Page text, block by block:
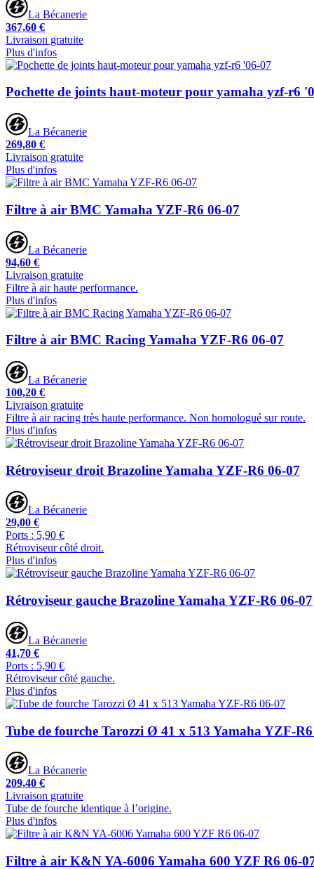
La Bécanerie
367,60 €
Livraison gratuite
Plus d'infos
Pochette de joints haut-moteur pour yamaha yzf-r6
La Bécanerie
269,80 €
Livraison gratuite
Plus d'infos
Filtre à air BMC Yamaha YZF-R6 06-07
La Bécanerie
94,60 €
Livraison gratuite
Filtre à air haute performance.
Plus d'infos
Filtre à air BMC Racing Yamaha YZF-R6 06-07
La Bécanerie
100,20 €
Livraison gratuite
Filtre à air racing très haute performance. Non homologué sur route.
Plus d'infos
Rétroviseur droit Brazoline Yamaha YZF-R6 06-07
La Bécanerie
29,00 €
Ports : 5,90 €
Rétroviseur côté droit.
Plus d'infos
Rétroviseur gauche Brazoline Yamaha YZF-R6 06-07
La Bécanerie
41,70 €
Ports : 5,90 €
Rétroviseur côté gauche.
Plus d'infos
Tube de fourche Tarozzi Ø 41 x 513 Yamaha YZF-
La Bécanerie
209,40 €
Livraison gratuite
Tube de fourche identique à l’origine.
Plus d'infos
Filtre à air K&N YA-6006 Yamaha 600 YZF R6 06-